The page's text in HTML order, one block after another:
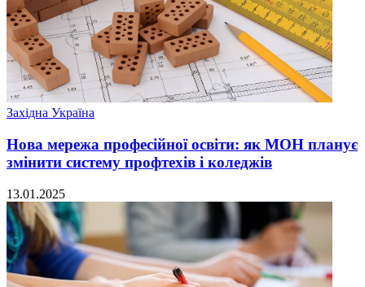
Західна Україна
Нова мережа професійної освіти: як МОН планує
змінити систему профтехів і коледжів
13.01.2025